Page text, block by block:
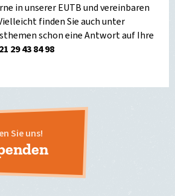
in unserer EUTB und vereinbaren
finden Sie auch unter
schon eine Antwort auf Ihre
29 43 84 98
Sie uns!